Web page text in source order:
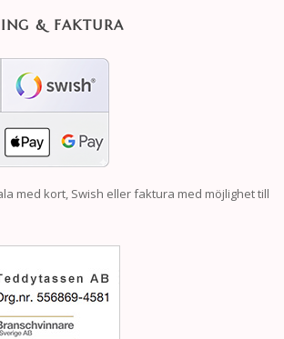
& FAKTURA
med kort, Swish eller faktura med möjlighet till